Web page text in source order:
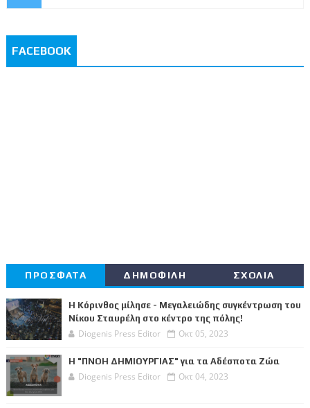
FACEBOOK
ΠΡΟΣΦΑΤΑ ΔΗΜΟΦΙΛΗ ΣΧΟΛΙΑ
Η Κόρινθος μίλησε - Μεγαλειώδης συγκέντρωση του
Νίκου Σταυρέλη στο κέντρο της πόλης!
Diogenis Press Editor Οκτ 05, 2023
Η "ΠΝΟΗ ΔΗΜΙΟΥΡΓΙΑΣ" για τα Αδέσποτα Ζώα
Diogenis Press Editor Οκτ 04, 2023